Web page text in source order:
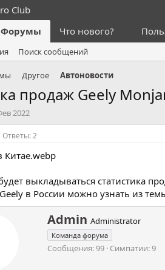
Форумы Что нового?
Поиск сообщений
Другое Автоновости
продаж Geely
2022
Ответы: 2
выкладываться статистика
в России можно узнать из
А
в
т
о
Admin Administrator
Команда форума
Сообщения 99 Симпатии 9